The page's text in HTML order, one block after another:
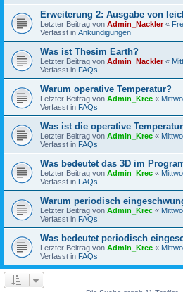
Erweiterung 2: Ausgabe von
Letzter Beitrag von Admin_Nackler«
Verfasst in Ankündigungen
Was ist Thesim Earth?
Letzter Beitrag von Admin_Nackler«
Verfasst in FAQs
Warum operative Temperatur?
Letzter Beitrag von Admin_Krec «
Verfasst in FAQs
Was ist die operative
Letzter Beitrag von Admin_Krec «
Verfasst in FAQs
Was bedeutet das 3D im
Letzter Beitrag von Admin_Krec «
Verfasst in FAQs
Warum periodisch
Letzter Beitrag von Admin_Krec «
Verfasst in FAQs
Was bedeutet periodisch
Letzter Beitrag von Admin_Krec «
Verfasst in FAQs